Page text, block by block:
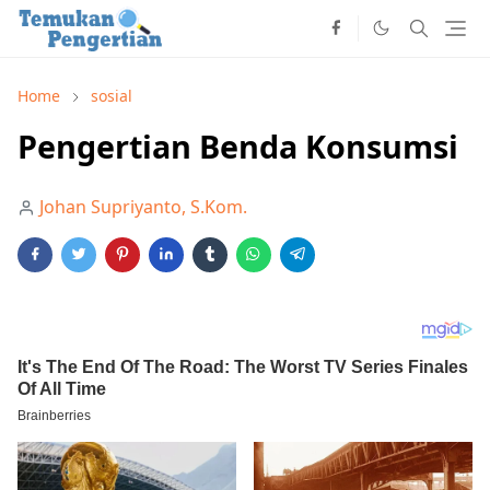
Home sosial
Pengertian Benda Konsumsi
Johan Supriyanto, S.Kom.